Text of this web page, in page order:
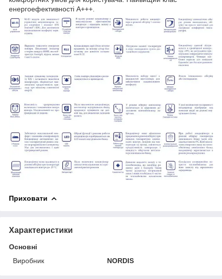
енергоефективності А+++.
Приховати
Характеристики
Основні
Виробник
NORDIS